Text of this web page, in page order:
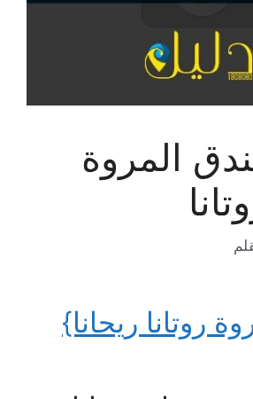
المروة
روتانا ريحانا}